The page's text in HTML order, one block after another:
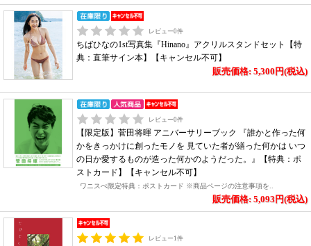
レビュー0件
ちばひなの1st写真集『Hinano』アクリルスタンドセット【特
典：直筆サイン本】【キャンセル不可】
販売価格: 5,300円(税込)
レビュー0件
【限定版】菅田将暉 アニバーサリーブック 『誰かと作った何
かをきっかけに創ったモノを 見ていた者が繕った何かは いつ
の日か愛するものが造った何かのようだった。』【特典：ポ
ストカード】【キャンセル不可】
ワニスぺ限定特典：ポストカード ※商品ページの注意事項を..
販売価格: 5,093円(税込)
レビュー1件